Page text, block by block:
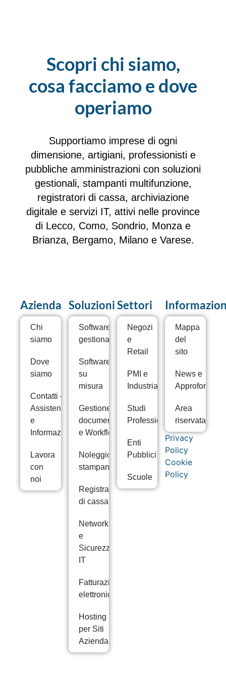
Scopri chi siamo,
cosa facciamo e dove
operiamo
Supportiamo imprese di ogni
dimensione, artigiani, professionisti e
pubbliche amministrazioni con soluzioni
gestionali, stampanti multifunzione,
registratori di cassa, archiviazione
digitale e servizi IT, attivi nelle province
di Lecco, Como, Sondrio, Monza e
Brianza, Bergamo, Milano e Varese.
Azienda
Chi
siamo
Dove
siamo
Contatti –
Assistenza
e
Informazioni
Lavora
con
noi
Soluzioni
Software
gestionale
Software
su
misura
Gestione
documentale
e Workflow
Noleggio
stampanti
Registratori
di cassa
Networking
e
Sicurezza
IT
Fatturazione
elettronica
Hosting
per Siti
Aziendali
Settori
Negozi
e
Retail
PMI e
Industria
Studi
Professionali
Enti
Pubblici
Scuole
Mappa
del
sito
News e
Area
riservata
Privacy
Policy
Cookie
Policy